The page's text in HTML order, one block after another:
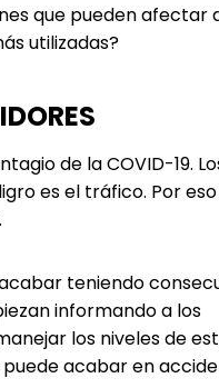
que pueden afectar
utilizadas?
de la COVID-19.
es el tráfico. Por
teniendo
informando a los
los niveles de
acabar en